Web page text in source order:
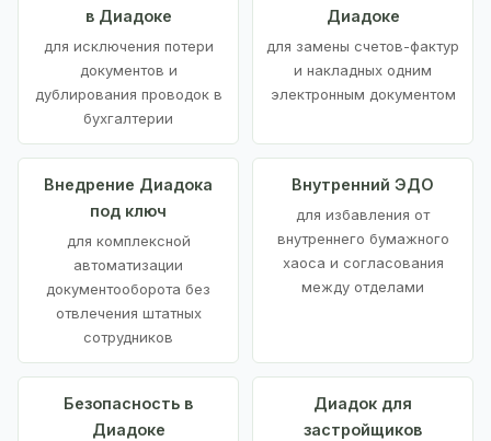
в Диадоке
для исключения потери
документов и
дублирования проводок в
бухгалтерии
Диадоке
для замены счетов-фактур
и накладных одним
электронным документом
Внедрение Диадока
под ключ
для комплексной
автоматизации
документооборота без
отвлечения штатных
сотрудников
Внутренний ЭДО
для избавления от
внутреннего бумажного
хаоса и согласования
между отделами
Безопасность в
Диадоке
Диадок для
застройщиков